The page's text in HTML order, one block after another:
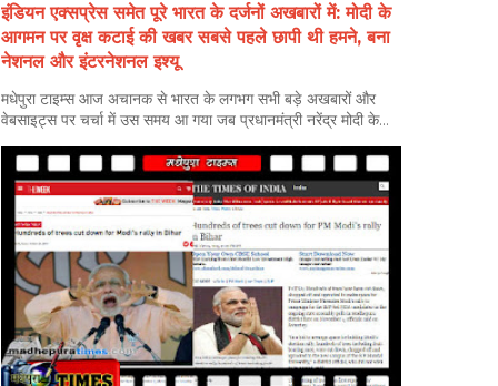
इंडियन एक्सप्रेस समेत पूरे भारत के दर्जनों अखबारों में: मोदी के
आगमन पर वृक्ष कटाई की खबर सबसे पहले छापी थी हमने, बना
नेशनल और इंटरनेशनल इश्यू
मधेपुरा टाइम्स आज अचानक से भारत के लगभग सभी बड़े अखबारों और
वेबसाइट्स पर चर्चा में उस समय आ गया जब प्रधानमंत्री नरेंद्र मोदी के...